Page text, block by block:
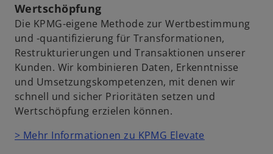
Wertschöpfung
Die KPMG-eigene Methode zur Wertbestimmung
und -quantifizierung für Transformationen,
Restrukturierungen und Transaktionen unserer
Kunden. Wir kombinieren Daten, Erkenntnisse
und Umsetzungskompetenzen, mit denen wir
schnell und sicher Prioritäten setzen und
Wertschöpfung erzielen können.
> Mehr Informationen zu KPMG Elevate